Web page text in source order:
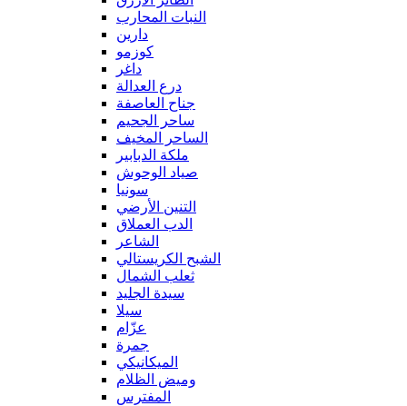
النبات المحارب
دارين
كوزمو
داغر
درع العدالة
جناح العاصفة
ساحر الجحيم
الساحر المخيف
ملكة الدبابير
صياد الوحوش
سونيا
التنين الأرضي
الدب العملاق
الشاعر
الشبح الكريستالي
ثعلب الشمال
سيدة الجليد
سيلا
عزّام
جمرة
الميكانيكي
وميض الظلام
المفترس